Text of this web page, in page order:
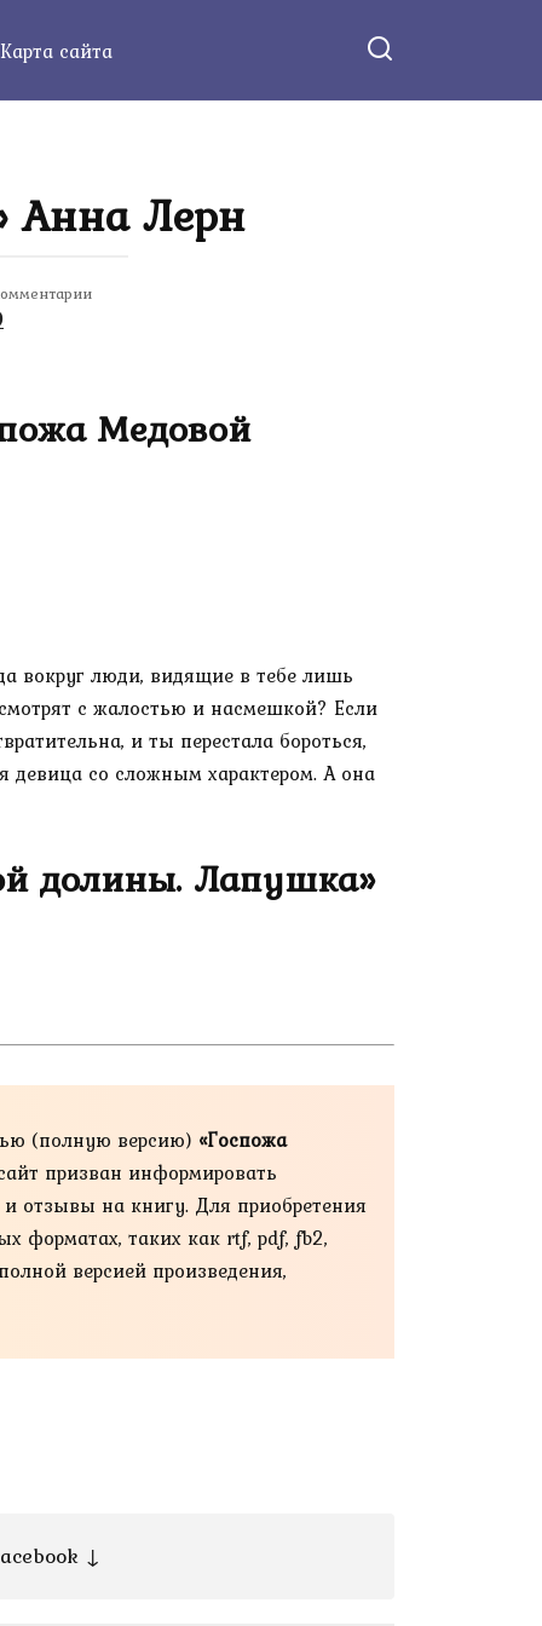
Карта сайта
Анна Лерн
Медовой
вокруг люди, видящие в тебе лишь
с жалостью и насмешкой? Если
и ты перестала бороться,
девица со сложным характером. А она
долины. Лапушка»
(полную версию) «Госпожа
призван информировать
и отзывы на книгу. Для приобретения
форматах, таких как rtf, pdf, fb2,
версией произведения,
↓